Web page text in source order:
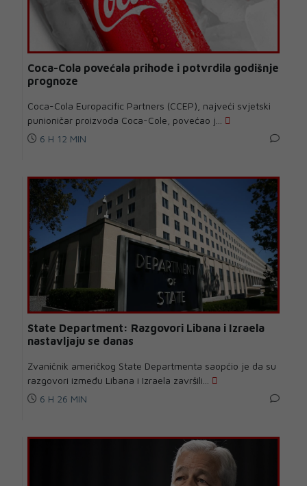
Coca-Cola povećala prihode i potvrdila godišnje
prognoze
Coca-Cola Europacific Partners (CCEP), najveći svjetski
punioničar proizvoda Coca-Cole, povećao j...
6 H 12 MIN
State Department: Razgovori Libana i Izraela
nastavljaju se danas
Zvaničnik američkog State Departmenta saopćio je da su
razgovori između Libana i Izraela završili...
6 H 26 MIN